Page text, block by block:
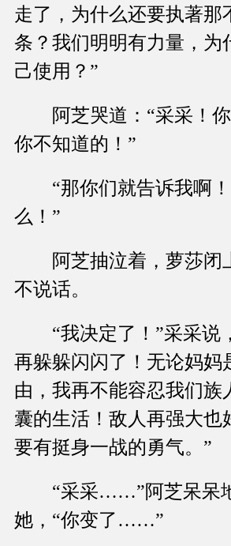
走了，为什么还要执著那
条？我们明明有力量，为
己使用？”
阿芝哭道：“采采！你
你不知道的！”
“那你们就告诉我啊！
么！”
阿芝抽泣着，萝莎闭
不说话。
“我决定了！”采采说
再躲躲闪闪了！无论妈妈
由，我再不能容忍我们族
囊的生活！敌人再强大也
要有挺身一战的勇气。”
“采采……”阿芝呆呆
她，“你变了……”